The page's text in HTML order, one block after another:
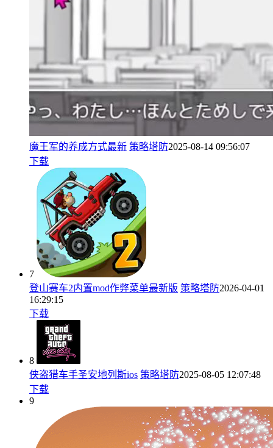
魔王军的养成方式最新 策略塔防2025-08-14 09:56:07
下载
7
登山赛车2内置mod作弊菜单最新版 策略塔防2026-04-01
16:29:15
下载
8
侠盗猎车手圣安地列斯ios 策略塔防2025-08-05 12:07:48
下载
9